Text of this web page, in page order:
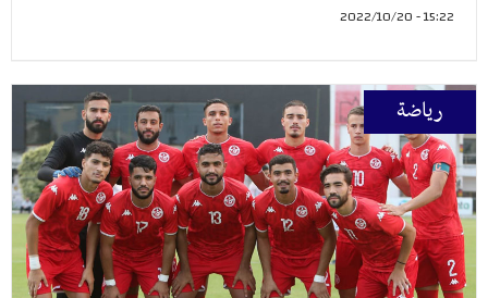
15:22 - 2022/10/20
رياضة